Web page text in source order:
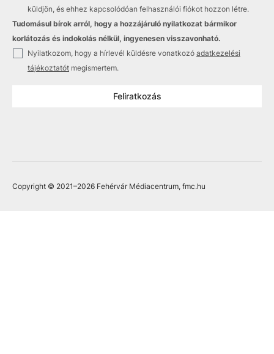
küldjön, és ehhez kapcsolódóan felhasználói fiókot hozzon létre.
Tudomásul bírok arról, hogy a hozzájáruló nyilatkozat bármikor
korlátozás és indokolás nélkül, ingyenesen visszavonható.
Nyilatkozom, hogy a hírlevél küldésre vonatkozó adatkezelési
tájékoztatót megismertem.
Feliratkozás
Copyright © 2021–2026 Fehérvár Médiacentrum, fmc.hu